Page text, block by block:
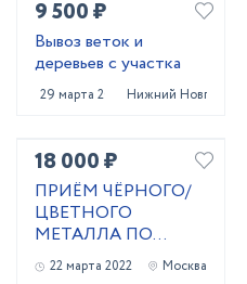
9 500 ₽
Вывоз веток и
деревьев с участка
29 марта 2025 Нижний Новгород
18 000 ₽
ПРИЁМ ЧЁРНОГО/
ЦВЕТНОГО
МЕТАЛЛА ПО
ВЫСОКОЙ ЦЕНЕ
22 марта 2022 Москва